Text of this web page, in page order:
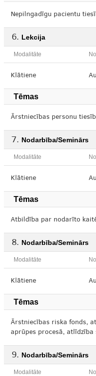
Nepilngadīgu pacientu
Lekcija
Modalitāte
Klātiene
Tēmas
Ārstniecības personu
Nodarbība/Seminārs
Modalitāte
Klātiene
Tēmas
Atbildība par nodarīto
Nodarbība/Seminārs
Modalitāte
Klātiene
Tēmas
Ārstniecības riska fonds,
aprūpes procesā, atlīdzība
Nodarbība/Seminārs
Modalitāte